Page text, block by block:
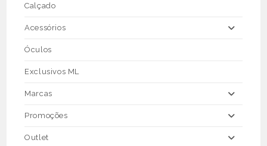
Calçado
Acessórios
Óculos
Exclusivos ML
Marcas
Promoções
Outlet